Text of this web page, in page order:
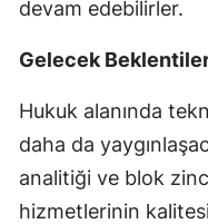
devam edebilirler.
Gelecek
Hukuk alanında
daha da
analitiği ve blok
hizmetlerinin